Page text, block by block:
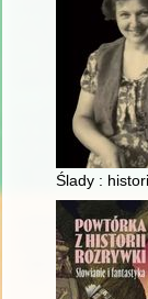
Ślady :